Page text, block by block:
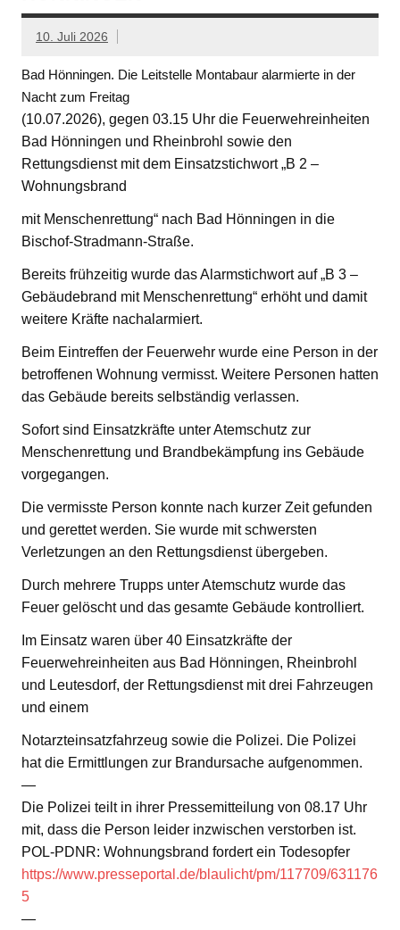
10. Juli 2026
Bad Hönningen. Die Leitstelle Montabaur alarmierte in der
Nacht zum Freitag
(10.07.2026), gegen 03.15 Uhr die Feuerwehreinheiten
Bad Hönningen und Rheinbrohl sowie den
Rettungsdienst mit dem Einsatzstichwort „B 2 –
Wohnungsbrand
mit Menschenrettung“ nach Bad Hönningen in die
Bischof-Stradmann-Straße.
Bereits frühzeitig wurde das Alarmstichwort auf „B 3 –
Gebäudebrand mit Menschenrettung“ erhöht und damit
weitere Kräfte nachalarmiert.
Beim Eintreffen der Feuerwehr wurde eine Person in der
betroffenen Wohnung vermisst. Weitere Personen hatten
das Gebäude bereits selbständig verlassen.
Sofort sind Einsatzkräfte unter Atemschutz zur
Menschenrettung und Brandbekämpfung ins Gebäude
vorgegangen.
Die vermisste Person konnte nach kurzer Zeit gefunden
und gerettet werden. Sie wurde mit schwersten
Verletzungen an den Rettungsdienst übergeben.
Durch mehrere Trupps unter Atemschutz wurde das
Feuer gelöscht und das gesamte Gebäude kontrolliert.
Im Einsatz waren über 40 Einsatzkräfte der
Feuerwehreinheiten aus Bad Hönningen, Rheinbrohl
und Leutesdorf, der Rettungsdienst mit drei Fahrzeugen
und einem
Notarzteinsatzfahrzeug sowie die Polizei. Die Polizei
hat die Ermittlungen zur Brandursache aufgenommen.
—
Die Polizei teilt in ihrer Pressemitteilung von 08.17 Uhr
mit, dass die Person leider inzwischen verstorben ist.
POL-PDNR: Wohnungsbrand fordert ein Todesopfer
https://www.presseportal.de/blaulicht/pm/117709/631176
5
—